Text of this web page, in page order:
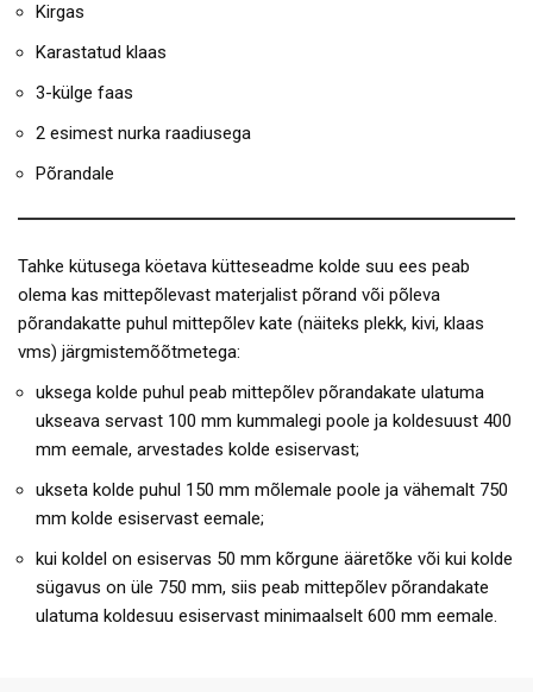
Kirgas
Karastatud klaas
3-külge faas
2 esimest nurka raadiusega
Põrandale
Tahke kütusega köetava kütteseadme kolde suu ees peab
olema kas mittepõlevast materjalist põrand või põleva
põrandakatte puhul mittepõlev kate (näiteks plekk, kivi, klaas
vms) järgmistemõõtmetega:
uksega kolde puhul peab mittepõlev põrandakate ulatuma
ukseava servast 100 mm kummalegi poole ja koldesuust 400
mm eemale, arvestades kolde esiservast;
ukseta kolde puhul 150 mm mõlemale poole ja vähemalt 750
mm kolde esiservast eemale;
kui koldel on esiservas 50 mm kõrgune ääretõke või kui kolde
sügavus on üle 750 mm, siis peab mittepõlev põrandakate
ulatuma koldesuu esiservast minimaalselt 600 mm eemale.